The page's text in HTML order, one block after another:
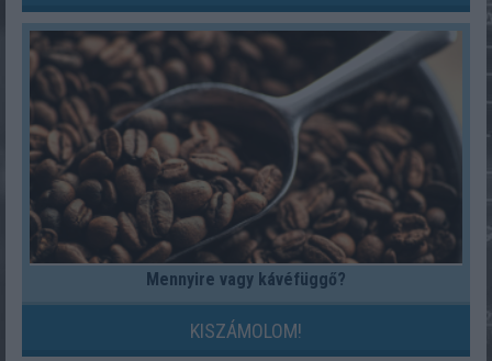
Mennyire vagy kávéfüggő?
KISZÁMOLOM!